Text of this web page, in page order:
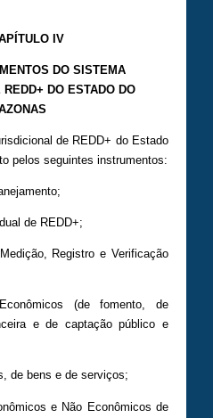
IV
DO SISTEMA
DO ESTADO DO
de REDD+ do Estado
pelos seguintes instrumentos:
de REDD+;
Registro e Verificação
(de fomento, de
e de captação público e
de bens e de serviços;
e Não Econômicos de